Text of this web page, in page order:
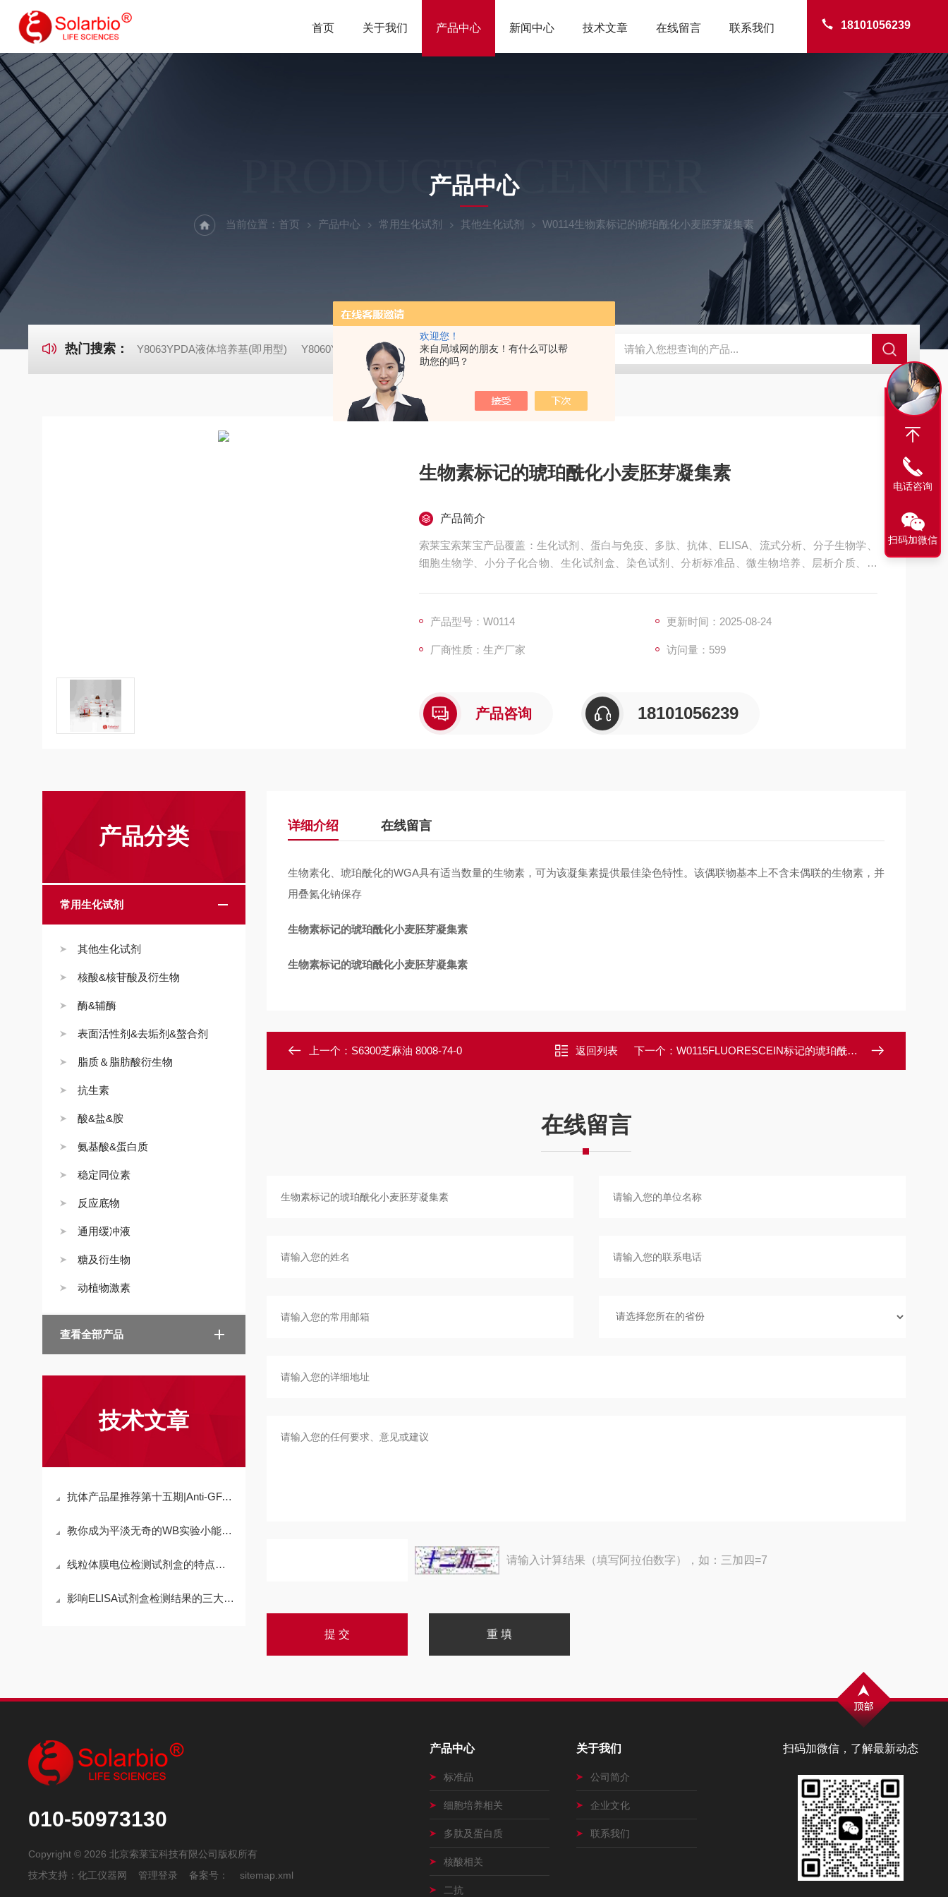
欢迎您！
来自局域网的朋友！有什么可以帮
助您的吗？
18101056239
首页 关于我们 产品中心 新闻中心 技术文章 在线留言 联系我们
PRODUCTS CENTER
产品中心
当前位置： 首页 产品中心 常用生化试剂 其他生化试剂 W0114生物素标记的琥珀酰化小麦胚芽凝集素
热门搜索： Y8063YPDA液体培养基(即用型) Y8060YPDA培养基 G1340Masson三色染色试剂盒 X8200二甲酚橙 63721-83-5 SALK0012SolarFluor680抗体标记试剂盒 G1064
生物素标记的琥珀酰化小麦胚芽凝集素
产品简介
索莱宝索莱宝产品覆盖：生化试剂、蛋白与免疫、多肽、抗体、ELISA、流式分析、分子生物学、
细胞生物学、小分子化合物、生化试剂盒、染色试剂、分析标准品、微生物培养、层析介质、磁
产品型号：W0114 更新时间：2025-08-24
厂商性质：生产厂家 访问量：599
产品咨询 18101056239
产品分类
常用生化试剂
其他生化试剂
核酸&核苷酸及衍生物
酶&辅酶
表面活性剂&去垢剂&螯合剂
脂质＆脂肪酸衍生物
抗生素
酸&盐&胺
氨基酸&蛋白质
稳定同位素
反应底物
通用缓冲液
糖及衍生物
动植物激素
查看全部产品
技术文章
抗体产品星推荐第十五期|Anti-GFAP Polyclonal Antibody
教你成为平淡无奇的WB实验小能手—样本制备篇
线粒体膜电位检测试剂盒的特点及作用机制讲解
影响ELISA试剂盒检测结果的三大因素
详细介绍 在线留言
生物素化、琥珀酰化的WGA具有适当数量的生物素，可为该凝集素提供最佳染色特性。该偶联物基本上不含未偶联的生物素，并
用叠氮化钠保存
生物素标记的琥珀酰化小麦胚芽凝集素
生物素标记的琥珀酰化小麦胚芽凝集素
上一个： S6300芝麻油 8008-74-0 返回列表 下一个： W0115FLUORESCEIN标记的琥珀酰化小麦胚芽凝集素
在线留言
请输入计算结果（填写阿拉伯数字），如：三加四=7
扫码加微信，了解最新动态
010-50973130
Copyright © 2026 北京索莱宝科技有限公司版权所有
技术支持：化工仪器网 管理登录 备案号： sitemap.xml
产品中心
标准品
细胞培养相关
多肽及蛋白质
核酸相关
二抗
关于我们
公司简介
企业文化
联系我们
电话咨询
扫码加微信